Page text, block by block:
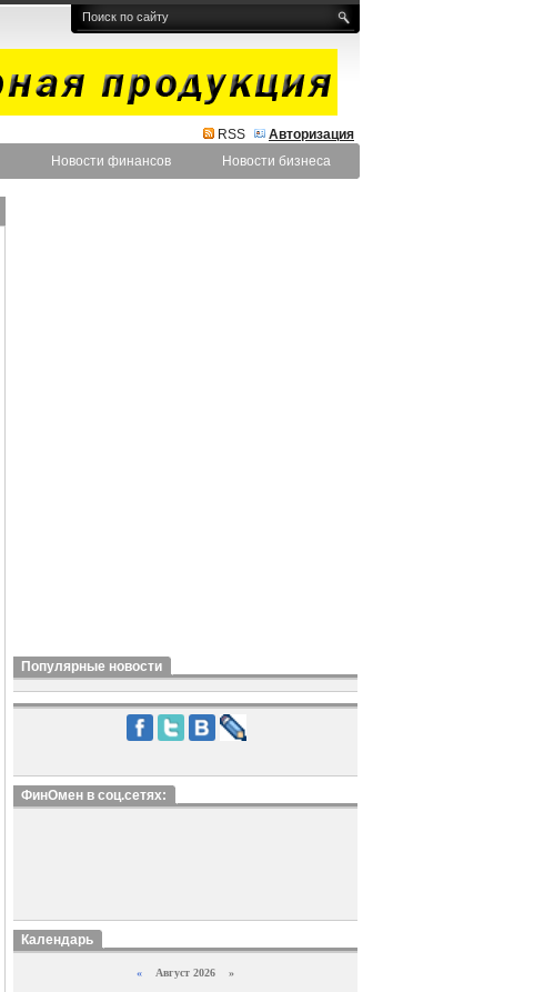
RSS
Авторизация
Новости финансов Новости бизнеса
Популярные новости
ФинОмен в соц.сетях:
Календарь
« Август 2026 »